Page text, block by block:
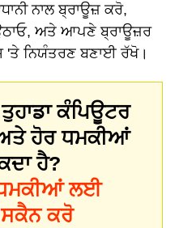
ਨਾਲ ਬ੍ਰਾਊਜ਼ ਕਰੋ,
ਅਤੇ ਆਪਣੇ ਬ੍ਰਾਊਜ਼ਰ
'ਤੇ ਨਿਯੰਤਰਣ ਬਣਾਈ ਰੱਖੋ।
ਕੰਪਿਊਟਰ
ਹੋਰ ਧਮਕੀਆਂ
ਹੈ?
ਧਮਕੀਆਂ ਲਈ
ਕਰੋ